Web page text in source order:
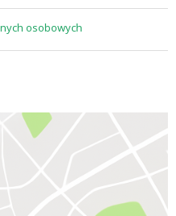
osobowych